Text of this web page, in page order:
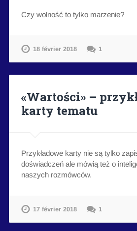
Czy wolność to tylko
18 février 2018 1
«Wartości» –
karty tematu
Przykładowe karty nie są tylko
doświadczeń ale mówią też o
naszych
17 février 2018 1